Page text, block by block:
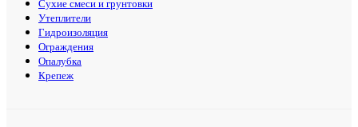
Сухие смеси и грунтовки
Утеплители
Гидроизоляция
Ограждения
Опалубка
Крепеж